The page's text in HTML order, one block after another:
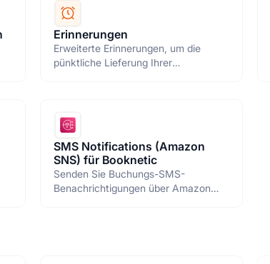
Erinnerungen
Erweiterte Erinnerungen, um die
pünktliche Lieferung Ihrer
SMS Notifications (Amazon
SNS) für Booknetic
Senden Sie Buchungs-SMS-
Benachrichtigungen über Amazon